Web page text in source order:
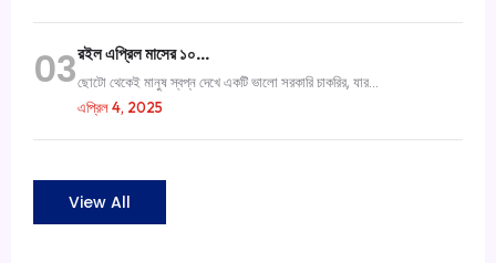
03রইল এপ্রিল মাসের ১০…
ছোটো থেকেই মানুষ স্বপ্ন দেখে একটি ভালো সরকারি চাকরির, যার...
এপ্রিল 4, 2025
View All